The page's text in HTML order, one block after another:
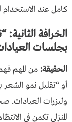
كامل عند
الخرافة
بجلسات
الحقيقة: من المهم
أو “تقليل نمو الشعر
وليزرات العيادات.